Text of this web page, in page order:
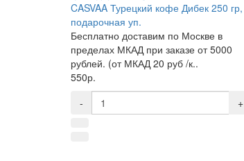
CASVAA Турецкий кофе Дибек 250 гр,
подарочная уп.
Бесплатно доставим по Москве в
пределах МКАД при заказе от 5000
рублей. (от МКАД 20 руб /к..
550р.
-
+